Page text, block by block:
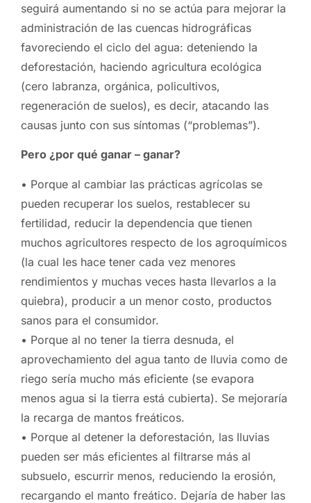
seguirá aumentando si no se actúa para mejorar la
administración de las cuencas hidrográficas
favoreciendo el ciclo del agua: deteniendo la
deforestación, haciendo agricultura ecológica
(cero labranza, orgánica, policultivos,
regeneración de suelos), es decir, atacando las
causas junto con sus síntomas (“problemas”).
Pero ¿por qué ganar – ganar?
• Porque al cambiar las prácticas agrícolas se
pueden recuperar los suelos, restablecer su
fertilidad, reducir la dependencia que tienen
muchos agricultores respecto de los agroquímicos
(la cual les hace tener cada vez menores
rendimientos y muchas veces hasta llevarlos a la
quiebra), producir a un menor costo, productos
sanos para el consumidor.
• Porque al no tener la tierra desnuda, el
aprovechamiento del agua tanto de lluvia como de
riego sería mucho más eficiente (se evapora
menos agua si la tierra está cubierta). Se mejoraría
la recarga de mantos freáticos.
• Porque al detener la deforestación, las lluvias
pueden ser más eficientes al filtrarse más al
subsuelo, escurrir menos, reduciendo la erosión,
recargando el manto freático. Dejaría de haber las